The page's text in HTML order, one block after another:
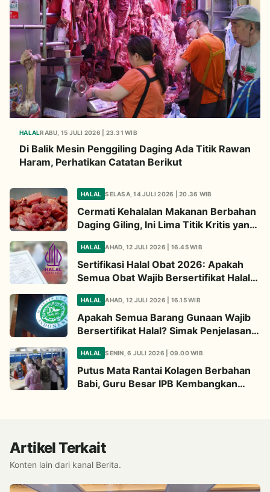
HALALRABU, 15 JULI 2026 | 23.31 WIB
Di Balik Mesin Penggiling Daging Ada Titik Rawan
Haram, Perhatikan Catatan Berikut
HALAL SELASA, 14 JULI 2026 | 20.36 WIB
Cermati Kehalalan Makanan Berbahan
Daging Giling, Ini Lima Titik Kritis yang
Wajib Diperhatikan
HALAL AHAD, 12 JULI 2026 | 16.45 WIB
Sertifikasi Halal Obat 2026: Apakah
Semua Obat Wajib Bersertifikat Halal?
Begini Penjelasannya
HALAL AHAD, 12 JULI 2026 | 16.15 WIB
Apakah Semua Barang Gunaan Wajib
Bersertifikat Halal? Simak Penjelasan
Ini
HALAL SENIN, 6 JULI 2026 | 09.00 WIB
Putus Mata Rantai Kolagen Berbahan
Babi, Guru Besar IPB Kembangkan
Artikel Terkait
Konten lain dari kanal Berita.